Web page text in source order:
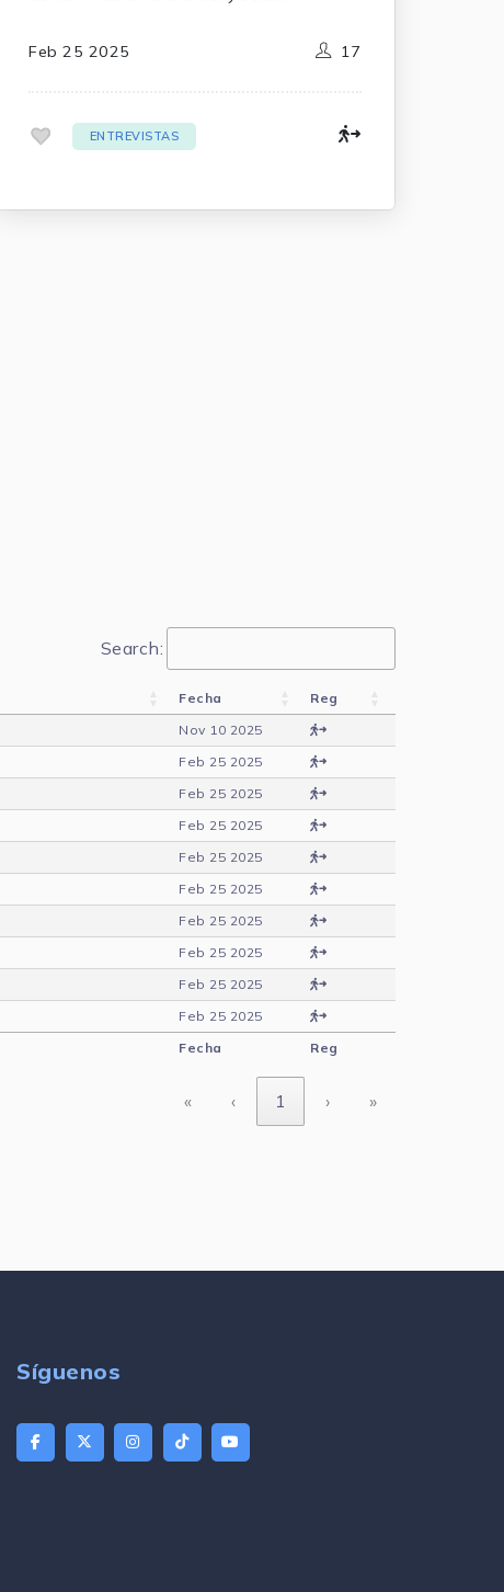
fisiología del Instituto Nacional de
Feb 25 2025 17
ENTREVISTAS
Search:
Fecha
Reg
Nov 10 2025
Feb 25 2025
Feb 25 2025
Feb 25 2025
Feb 25 2025
Feb 25 2025
Feb 25 2025
Feb 25 2025
Feb 25 2025
Feb 25 2025
Fecha Reg
« ‹ 1 › »
Síguenos